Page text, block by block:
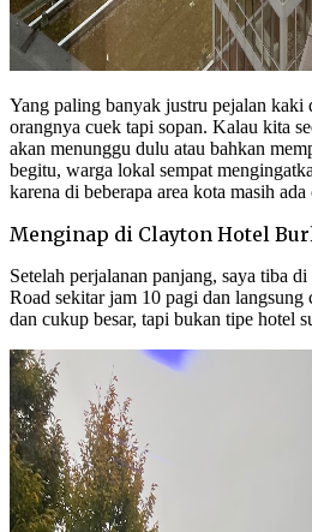
Yang paling banyak justru pejalan kaki
orangnya cuek tapi sopan. Kalau kita
akan menunggu dulu atau bahkan
begitu, warga lokal sempat
karena di beberapa area kota masih ada
Menginap di Clayton Hotel
Setelah perjalanan panjang, saya tiba
Road sekitar jam 10 pagi dan
dan cukup besar, tapi bukan tipe hotel